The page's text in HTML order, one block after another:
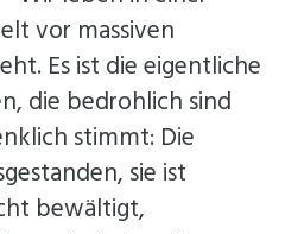
vor massiven
Es ist die eigentliche
die bedrohlich sind
stimmt: Die
sie ist
bewältigt,